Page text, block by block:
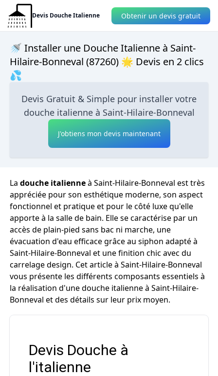
Devis Douche Italienne Obtenir un devis gratuit
🚿 Installer une Douche Italienne à Saint-
Hilaire-Bonneval (87260) 🌟 Devis en 2 clics
💦
Devis Gratuit & Simple pour installer votre
douche italienne à Saint-Hilaire-Bonneval
J'obtiens mon devis maintenant
La douche italienneà Saint-Hilaire-Bonneval est très
appréciée pour son esthétique moderne, son aspect
fonctionnel et pratique et pour le côté luxe qu'elle
apporte à la salle de bain. Elle se caractérise par un
accès de plain-pied sans bac ni marche, une
évacuation d'eau efficace grâce au siphon adapté à
Saint-Hilaire-Bonneval et une finition chic avec du
carrelage design. Cet article à Saint-Hilaire-Bonneval
vous présente les différents composants essentiels à
la réalisation d'une douche italienne à Saint-Hilaire-
Bonneval et des détails sur leur prix moyen.
Devis Douche à
l'italienne